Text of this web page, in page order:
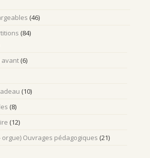
(46)
(84)
avant (6)
(10)
(8)
(12)
orgue) Ouvrages pédagogiques (21)